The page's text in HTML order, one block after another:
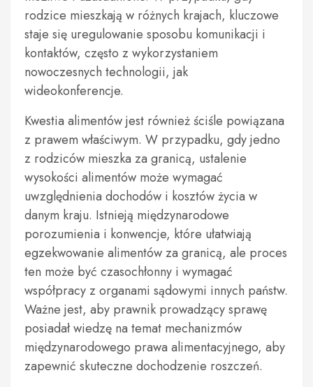
rodzice mieszkają w różnych krajach, kluczowe
staje się uregulowanie sposobu komunikacji i
kontaktów, często z wykorzystaniem
nowoczesnych technologii, jak
wideokonferencje.
Kwestia alimentów jest również ściśle powiązana
z prawem właściwym. W przypadku, gdy jedno
z rodziców mieszka za granicą, ustalenie
wysokości alimentów może wymagać
uwzględnienia dochodów i kosztów życia w
danym kraju. Istnieją międzynarodowe
porozumienia i konwencje, które ułatwiają
egzekwowanie alimentów za granicą, ale proces
ten może być czasochłonny i wymagać
współpracy z organami sądowymi innych państw.
Ważne jest, aby prawnik prowadzący sprawę
posiadał wiedzę na temat mechanizmów
międzynarodowego prawa alimentacyjnego, aby
zapewnić skuteczne dochodzenie roszczeń.